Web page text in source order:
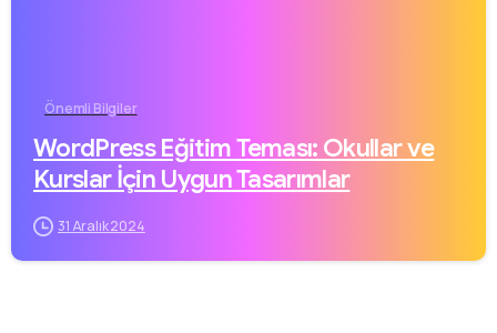
Önemli Bilgiler
WordPress Eğitim Teması: Okullar ve
Kurslar İçin Uygun Tasarımlar
31 Aralık 2024